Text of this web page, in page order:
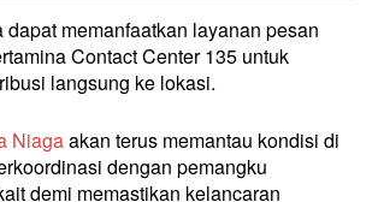
dapat memanfaatkan layanan pesan
Contact Center 135 untuk
langsung ke lokasi.
Niagaakan terus memantau kondisi di
dengan pemangku
demi memastikan kelancaran